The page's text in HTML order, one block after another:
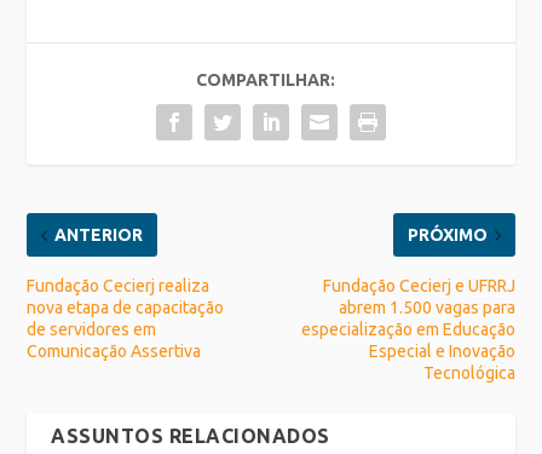
COMPARTILHAR:
ANTERIOR
Fundação Cecierj realiza
nova etapa de capacitação
de servidores em
Comunicação Assertiva
PRÓXIMO
Fundação Cecierj e UFRRJ
abrem 1.500 vagas para
especialização em Educação
Especial e Inovação
Tecnológica
ASSUNTOS RELACIONADOS